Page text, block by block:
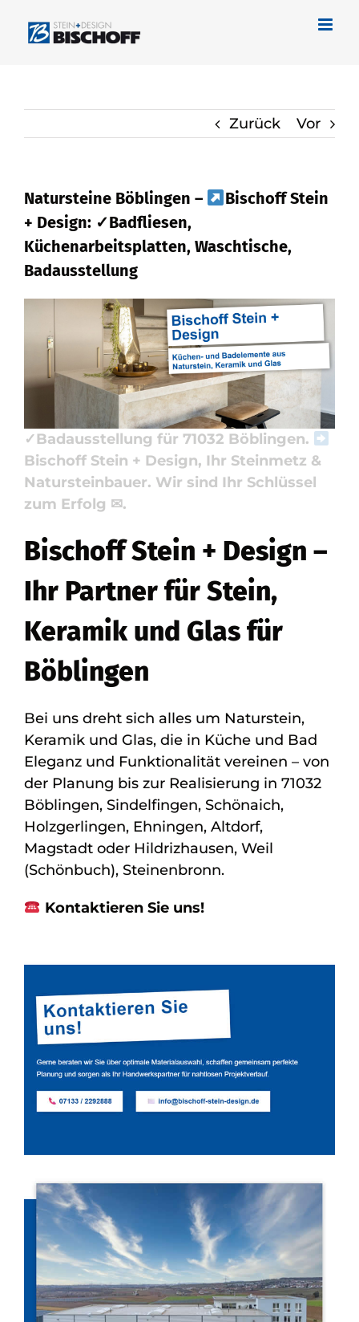
Inhalt
Zurück Vor
Natursteine Böblingen –
Bischoff Stein
+ Design: ✓Badfliesen,
Küchenarbeitsplatten, Waschtische,
Badausstellung
Erkunden Sie jetzt Naturstein für
Böblingen bei
Bischoff Stein + Design
als auch ✓Küchenarbeitsplatte,
Badfliese, Waschtische, Badausstellung.
✓Naturstein, ✓Küchenarbeitsplatte,
✓Badfliese, ✓Waschtische und
✓Badausstellung für 71032 Böblingen.
Bischoff Stein + Design, Ihr Steinmetz &
Natursteinbauer. Wir sind Ihr Schlüssel
zum Erfolg ✉.
Bischoff Stein + Design –
Ihr Partner für Stein,
Keramik und Glas für
Böblingen
Bei uns dreht sich alles um Naturstein,
Keramik und Glas, die in Küche und Bad
Eleganz und Funktionalität vereinen – von
der Planung bis zur Realisierung in 71032
Böblingen, Sindelfingen, Schönaich,
Holzgerlingen, Ehningen, Altdorf,
Magstadt oder Hildrizhausen, Weil
(Schönbuch), Steinenbronn.
Kontaktieren Sie uns!